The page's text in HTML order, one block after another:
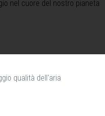
nel cuore del nostro pianeta
qualità dell'aria